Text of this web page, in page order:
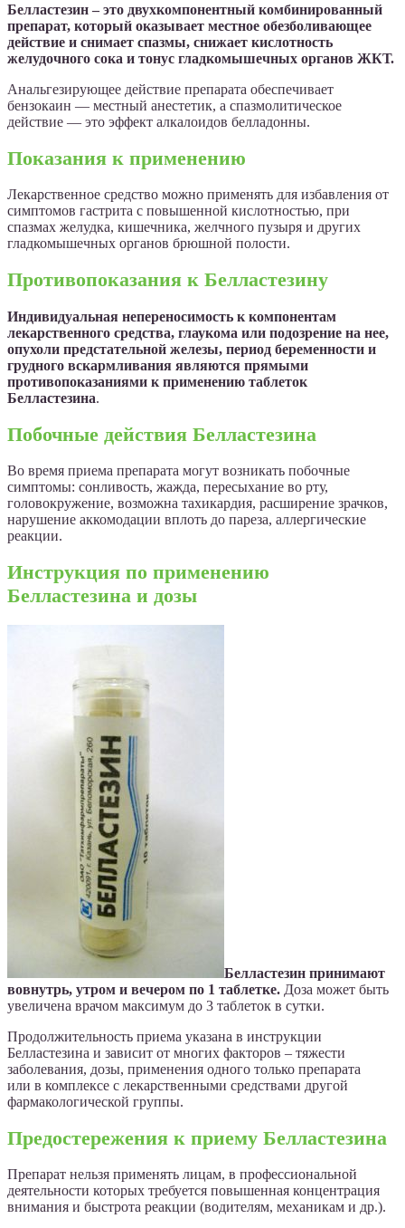
Белластезин – это двухкомпонентный комбинированный
препарат, который оказывает местное обезболивающее
действие и снимает спазмы, снижает кислотность
желудочного сока и тонус гладкомышечных органов ЖКТ.
Анальгезирующее действие препарата обеспечивает
бензокаин — местный анестетик, а спазмолитическое
действие — это эффект алкалоидов белладонны.
Показания к применению
Лекарственное средство можно применять для избавления от
симптомов гастрита с повышенной кислотностью, при
спазмах желудка, кишечника, желчного пузыря и других
гладкомышечных органов брюшной полости.
Противопоказания к Белластезину
Индивидуальная непереносимость к компонентам
лекарственного средства, глаукома или подозрение на нее,
опухоли предстательной железы, период беременности и
грудного вскармливания являются прямыми
противопоказаниями к применению таблеток
Белластезина.
Побочные действия Белластезина
Во время приема препарата могут возникать побочные
симптомы: сонливость, жажда, пересыхание во рту,
головокружение, возможна тахикардия, расширение зрачков,
нарушение аккомодации вплоть до пареза, аллергические
реакции.
Инструкция по применению
Белластезина и дозы
Белластезин принимают
вовнутрь, утром и вечером по 1 таблетке. Доза может быть
увеличена врачом максимум до 3 таблеток в сутки.
Продолжительность приема указана в инструкции
Белластезина и зависит от многих факторов – тяжести
заболевания, дозы, применения одного только препарата
или в комплексе с лекарственными средствами другой
фармакологической группы.
Предостережения к приему Белластезина
Препарат нельзя применять лицам, в профессиональной
деятельности которых требуется повышенная концентрация
внимания и быстрота реакции (водителям, механикам и др.).